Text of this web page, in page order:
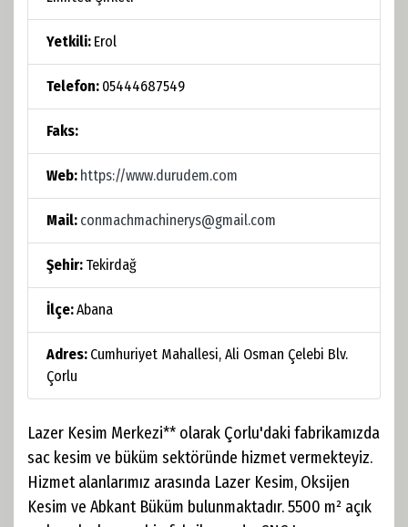
Yetkili: Erol
Telefon: 05444687549
Faks:
Web: https://www.durudem.com
Mail: conmachmachinerys@gmail.com
Şehir: Tekirdağ
İlçe:Abana
Adres: Cumhuriyet Mahallesi, Ali Osman Çelebi Blv.
Çorlu
Lazer Kesim Merkezi** olarak Çorlu'daki fabrikamızda
sac kesim ve büküm sektöründe hizmet vermekteyiz.
Hizmet alanlarımız arasında Lazer Kesim, Oksijen
Kesim ve Abkant Büküm bulunmaktadır. 5500 m² açık